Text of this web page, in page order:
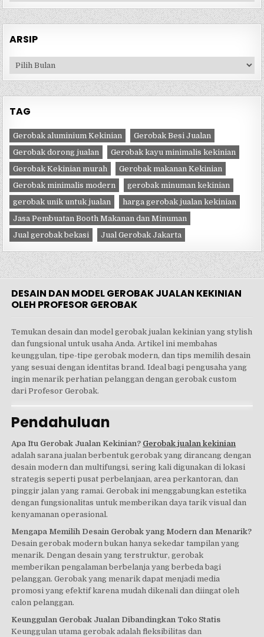
ARSIP
Arsip
TAG
Gerobak aluminium Kekinian
Gerobak Besi Jualan
Gerobak dorong jualan
Gerobak kayu minimalis kekinian
Gerobak Kekinian murah
Gerobak makanan Kekinian
Gerobak minimalis modern
gerobak minuman kekinian
gerobak unik untuk jualan
harga gerobak jualan kekinian
Jasa Pembuatan Booth Makanan dan Minuman
Jual gerobak bekasi
Jual Gerobak Jakarta
DESAIN DAN MODEL GEROBAK JUALAN KEKINIAN
OLEH PROFESOR GEROBAK
Temukan desain dan model gerobak jualan kekinian yang stylish
dan fungsional untuk usaha Anda. Artikel ini membahas
keunggulan, tipe-tipe gerobak modern, dan tips memilih desain
yang sesuai dengan identitas brand. Ideal bagi pengusaha yang
ingin menarik perhatian pelanggan dengan gerobak custom
dari Profesor Gerobak.
Pendahuluan
Apa Itu Gerobak Jualan Kekinian? Gerobak jualan kekinian
adalah sarana jualan berbentuk gerobak yang dirancang dengan
desain modern dan multifungsi, sering kali digunakan di lokasi
strategis seperti pusat perbelanjaan, area perkantoran, dan
pinggir jalan yang ramai. Gerobak ini menggabungkan estetika
dengan fungsionalitas untuk memberikan daya tarik visual dan
kenyamanan operasional.
Mengapa Memilih Desain Gerobak yang Modern dan Menarik?
Desain gerobak modern bukan hanya sekedar tampilan yang
menarik. Dengan desain yang terstruktur, gerobak
memberikan pengalaman berbelanja yang berbeda bagi
pelanggan. Gerobak yang menarik dapat menjadi media
promosi yang efektif karena mudah dikenali dan diingat oleh
calon pelanggan.
Keunggulan Gerobak Jualan Dibandingkan Toko Statis
Keunggulan utama gerobak adalah fleksibilitas dan